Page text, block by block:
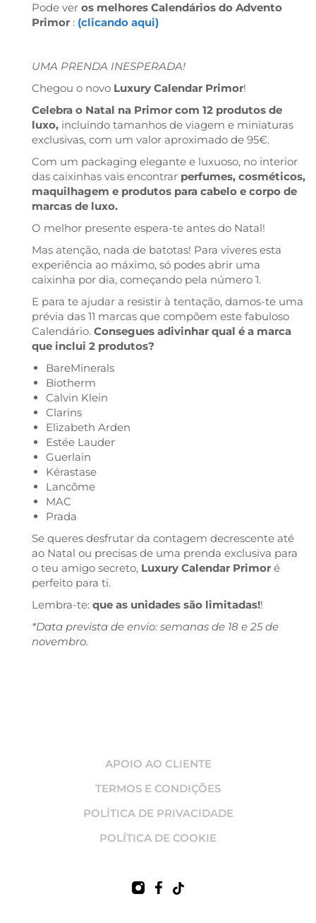
Pode ver os melhores Calendários do Advento
Primor : (clicando aqui)
UMA PRENDA INESPERADA!
Chegou o novo Luxury Calendar Primor!
Celebra o Natal na Primor com 12 produtos de
luxo, incluindo tamanhos de viagem e miniaturas
exclusivas, com um valor aproximado de 95€.
Com um packaging elegante e luxuoso, no interior
das caixinhas vais encontrar perfumes, cosméticos,
maquilhagem e produtos para cabelo e corpo de
marcas de luxo.
O melhor presente espera-te antes do Natal!
Mas atenção, nada de batotas! Para viveres esta
experiência ao máximo, só podes abrir uma
caixinha por dia, começando pela número 1.
E para te ajudar a resistir à tentação, damos-te uma
prévia das 11 marcas que compõem este fabuloso
Calendário. Consegues adivinhar qual é a marca
que inclui 2 produtos?
BareMinerals
Biotherm
Calvin Klein
Clarins
Elizabeth Arden
Estée Lauder
Guerlain
Kérastase
Lancôme
MAC
Prada
Se queres desfrutar da contagem decrescente até
ao Natal ou precisas de uma prenda exclusiva para
o teu amigo secreto, Luxury Calendar Primor é
perfeito para ti.
Lembra-te: que as unidades são limitadas!!
*Data prevista de envio: semanas de 18 e 25 de
novembro.
APOIO AO CLIENTE
TERMOS E CONDIÇÕES
POLÍTICA DE PRIVACIDADE
POLÍTICA DE COOKIE